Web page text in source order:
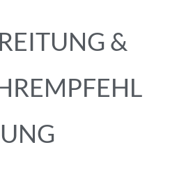
&
UNG